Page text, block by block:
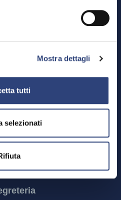
Mostra dettagli
tutti
selezionati
e cookies
di feedback
di accessibilità